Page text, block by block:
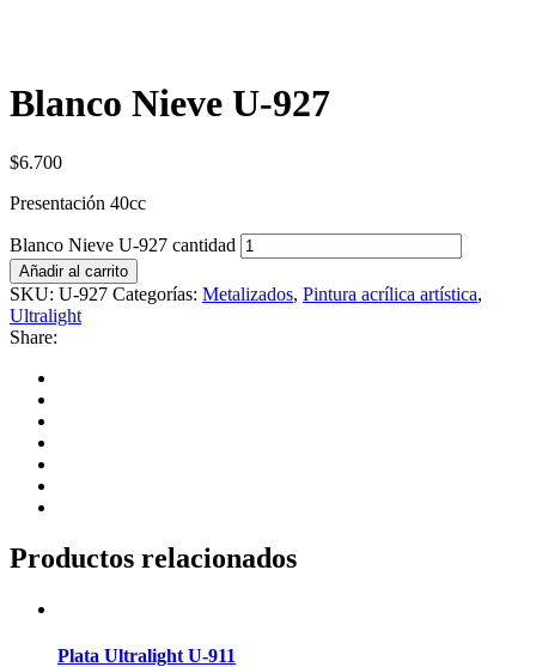
Blanco Nieve U-927
$6.700
Presentación 40cc
Blanco Nieve U-927 cantidad
Añadir al carrito
SKU: U-927 Categorías: Metalizados, Pintura acrílica artística,
Ultralight
Share:
Productos relacionados
Plata Ultralight U-911